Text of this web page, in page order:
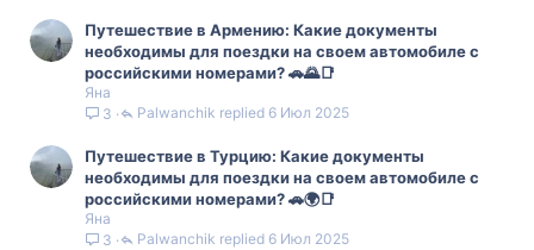
Путешествие в Армению: Какие документы
необходимы для поездки на своем автомобиле с
российскими номерами? 🚗🌄📑
Яна
3
6 Июл 2025
Palwanchik
Путешествие в Турцию: Какие документы
необходимы для поездки на своем автомобиле с
российскими номерами? 🚗🌍📑
Яна
3
6 Июл 2025
Palwanchik